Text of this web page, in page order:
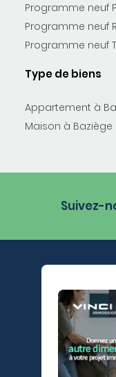
Programme neuf
Programme neuf
Programme neuf
Type de biens
Appartement à
Maison à Baziège
Suivez-